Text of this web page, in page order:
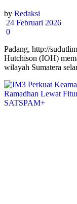
by Redaksi
24 Februari 2026
0
Padang, http://
Hutchison (IOH)
wilayah Sumatera